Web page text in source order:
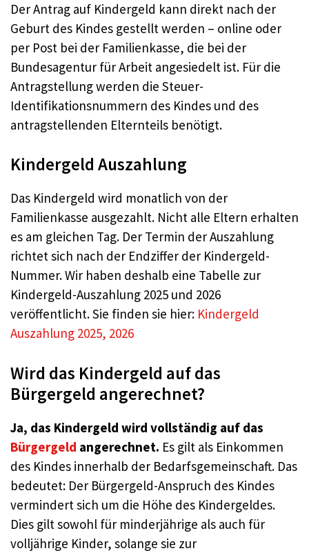
Der Antrag auf Kindergeld kann direkt nach der
Geburt des Kindes gestellt werden – online oder
per Post bei der Familienkasse, die bei der
Bundesagentur für Arbeit angesiedelt ist. Für die
Antragstellung werden die Steuer-
Identifikationsnummern des Kindes und des
antragstellenden Elternteils benötigt.
Kindergeld Auszahlung
Das Kindergeld wird monatlich von der
Familienkasse ausgezahlt. Nicht alle Eltern erhalten
es am gleichen Tag. Der Termin der Auszahlung
richtet sich nach der Endziffer der Kindergeld-
Nummer. Wir haben deshalb eine Tabelle zur
Kindergeld-Auszahlung 2025 und 2026
veröffentlicht. Sie finden sie hier: Kindergeld
Auszahlung 2025, 2026
Wird das Kindergeld auf das
Bürgergeld angerechnet?
Ja, das Kindergeld wird vollständig auf das
Bürgergeld angerechnet. Es gilt als Einkommen
des Kindes innerhalb der Bedarfsgemeinschaft. Das
bedeutet: Der Bürgergeld-Anspruch des Kindes
vermindert sich um die Höhe des Kindergeldes.
Dies gilt sowohl für minderjährige als auch für
volljährige Kinder, solange sie zur